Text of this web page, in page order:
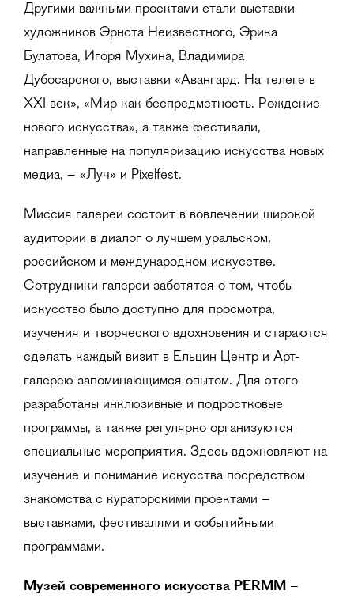
Другими важными проектами стали выставки
художников Эрнста Неизвестного, Эрика
Булатова, Игоря Мухина, Владимира
Дубосарского, выставки «Авангард. На телеге в
XXI век», «Мир как беспредметность. Рождение
нового искусства», а также фестивали,
направленные на популяризацию искусства новых
медиа, – «Луч» и Pixelfest.
Миссия галереи состоит в вовлечении широкой
аудитории в диалог о лучшем уральском,
российском и международном искусстве.
Сотрудники галереи заботятся о том, чтобы
искусство было доступно для просмотра,
изучения и творческого вдохновения и стараются
сделать каждый визит в Ельцин Центр и Арт-
галерею запоминающимся опытом. Для этого
разработаны инклюзивные и подростковые
программы, а также регулярно организуются
специальные мероприятия. Здесь вдохновляют на
изучение и понимание искусства посредством
знакомства с кураторскими проектами –
выставками, фестивалями и событийными
программами.
Музей современного искусства PERMM –